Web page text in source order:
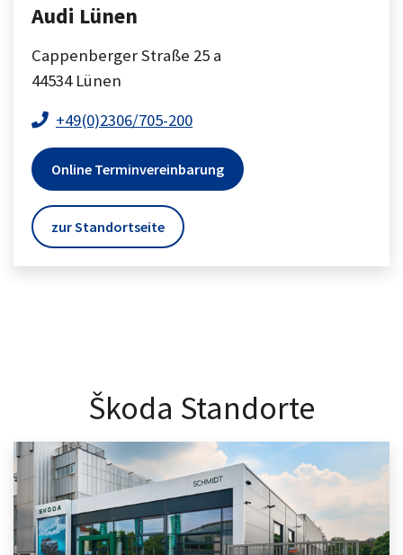
Audi Lünen
Cappenberger Straße 25 a
44534 Lünen
+49(0)2306/705-200
Online Terminvereinbarung
zur Standortseite
Škoda Standorte